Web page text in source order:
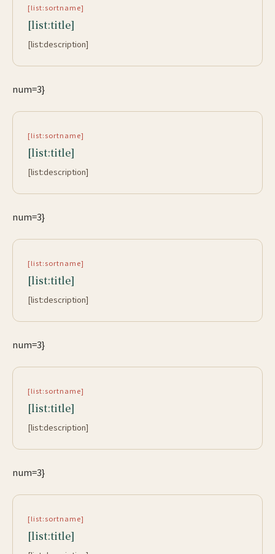
[list:sortname]
[list:title]
[list:description]
num=3}
[list:sortname]
[list:title]
[list:description]
num=3}
[list:sortname]
[list:title]
[list:description]
num=3}
[list:sortname]
[list:title]
[list:description]
num=3}
[list:sortname]
[list:title]